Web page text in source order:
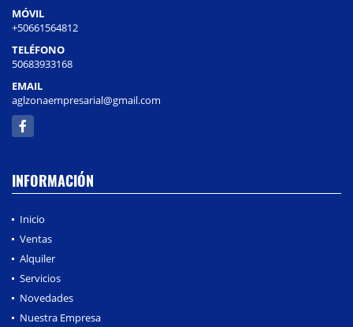
MÓVIL
+50661564812
TELÉFONO
50683933168
EMAIL
aglzonaempresarial@gmail.com
Facebook
INFORMACIÓN
Inicio
Ventas
Alquiler
Servicios
Novedades
Nuestra Empresa